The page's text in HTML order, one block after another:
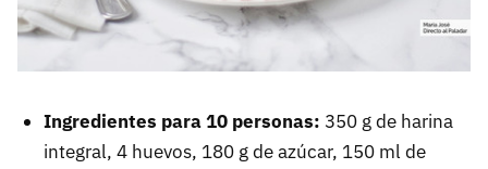
Ingredientes para 10 personas: 350 g de harina
integral, 4 huevos, 180 g de azúcar, 150 ml de